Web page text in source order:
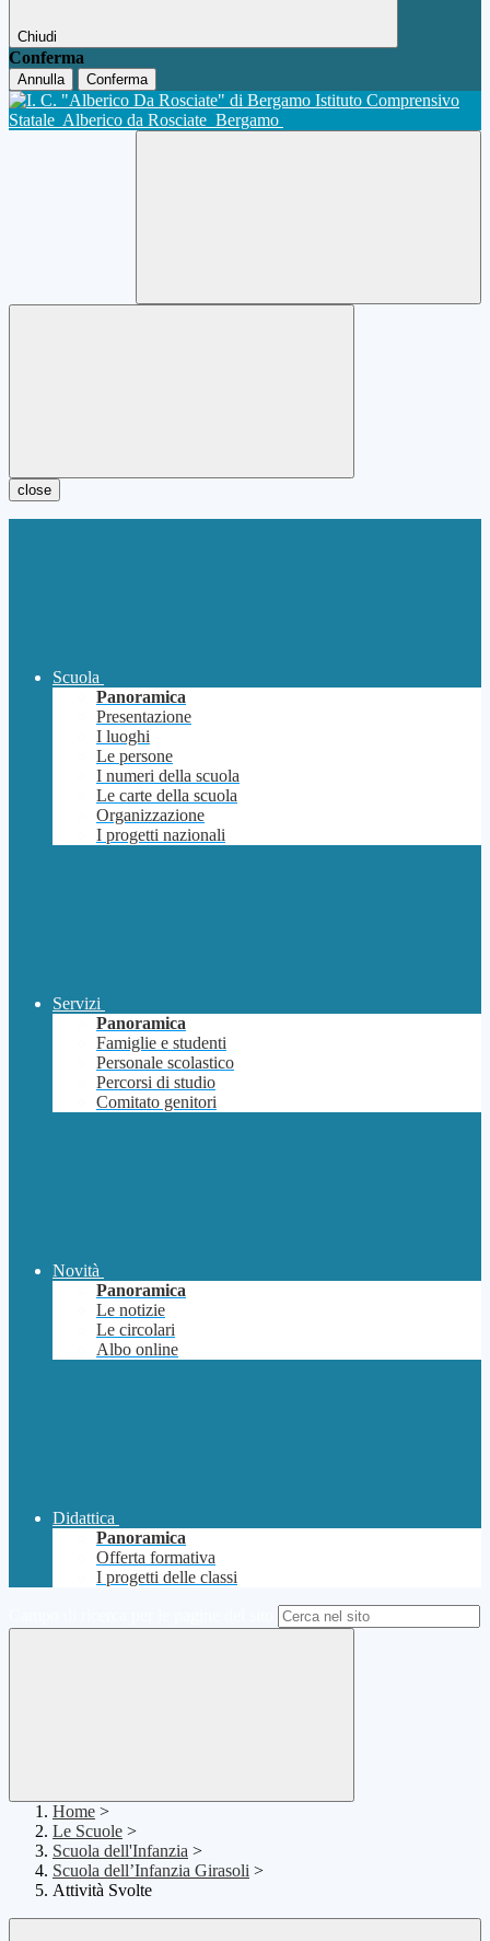
Chiudi
Conferma
Annulla Conferma
Istituto Comprensivo
Statale Alberico da Rosciate Bergamo
close
Scuola
Panoramica
Presentazione
I luoghi
Le persone
I numeri della scuola
Le carte della scuola
Organizzazione
I progetti nazionali
Servizi
Panoramica
Famiglie e studenti
Personale scolastico
Percorsi di studio
Comitato genitori
Novità
Panoramica
Le notizie
Le circolari
Albo online
Didattica
Panoramica
Offerta formativa
I progetti delle classi
Home >
Le Scuole >
Scuola dell'Infanzia >
Scuola dell’Infanzia Girasoli >
Attività Svolte